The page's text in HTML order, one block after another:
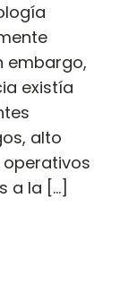
embargo,
existía
alto
a la […]